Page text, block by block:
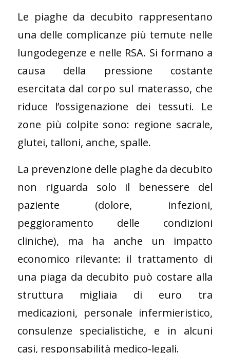
Le piaghe da decubito rappresentano
una delle complicanze più temute nelle
lungodegenze e nelle RSA. Si formano a
causa della pressione costante
esercitata dal corpo sul materasso, che
riduce l’ossigenazione dei tessuti. Le
zone più colpite sono: regione sacrale,
glutei, talloni, anche, spalle.
La prevenzione delle piaghe da decubito
non riguarda solo il benessere del
paziente (dolore, infezioni,
peggioramento delle condizioni
cliniche), ma ha anche un impatto
economico rilevante: il trattamento di
una piaga da decubito può costare alla
struttura migliaia di euro tra
medicazioni, personale infermieristico,
consulenze specialistiche, e in alcuni
casi, responsabilità medico-legali.